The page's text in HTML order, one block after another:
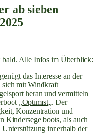
ab sieben
bald. Alle Infos im Überblick:
das Interesse an der
sich mit Windkraft
heran und vermitteln
„Optimist„. Der
Konzentration und
Kindersegelboots, als auch
Unterstützung innerhalb der